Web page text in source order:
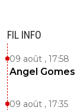
FIL INFO
09 août , 17:58
Angel
09 août , 17:35